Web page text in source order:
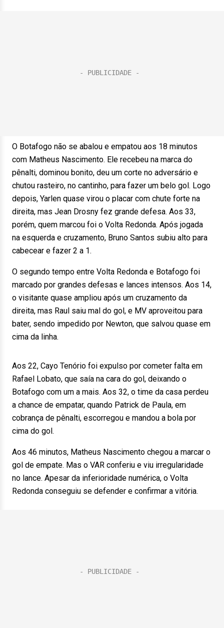
O Botafogo não se abalou e empatou aos 18 minutos
com Matheus Nascimento. Ele recebeu na marca do
pênalti, dominou bonito, deu um corte no adversário e
chutou rasteiro, no cantinho, para fazer um belo gol. Logo
depois, Yarlen quase virou o placar com chute forte na
direita, mas Jean Drosny fez grande defesa. Aos 33,
porém, quem marcou foi o Volta Redonda. Após jogada
na esquerda e cruzamento, Bruno Santos subiu alto para
cabecear e fazer 2 a 1.
O segundo tempo entre Volta Redonda e Botafogo foi
marcado por grandes defesas e lances intensos. Aos 14,
o visitante quase ampliou após um cruzamento da
direita, mas Raul saiu mal do gol, e MV aproveitou para
bater, sendo impedido por Newton, que salvou quase em
cima da linha.
Aos 22, Cayo Tenório foi expulso por cometer falta em
Rafael Lobato, que saía na cara do gol, deixando o
Botafogo com um a mais. Aos 32, o time da casa perdeu
a chance de empatar, quando Patrick de Paula, em
cobrança de pênalti, escorregou e mandou a bola por
cima do gol.
Aos 46 minutos, Matheus Nascimento chegou a marcar o
gol de empate. Mas o VAR conferiu e viu irregularidade
no lance. Apesar da inferioridade numérica, o Volta
Redonda conseguiu se defender e confirmar a vitória.